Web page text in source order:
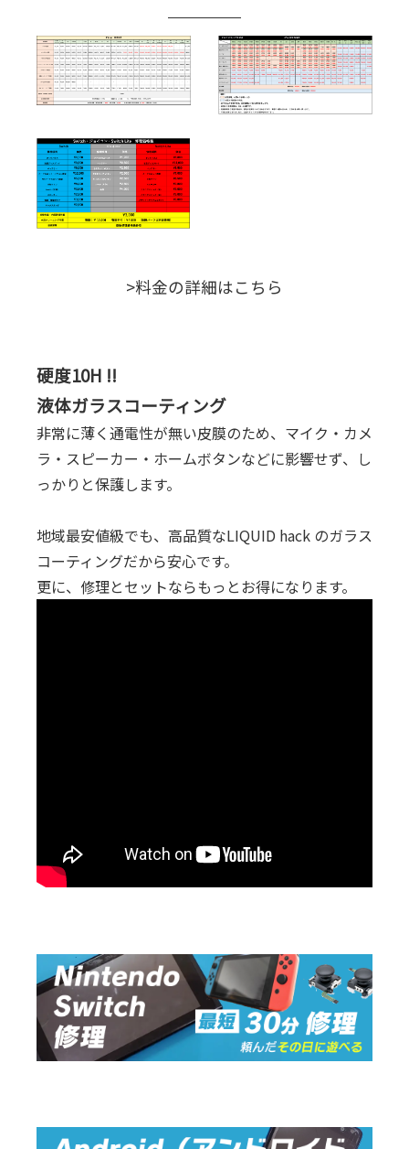
>料金の詳細はこちら
硬度10H !!
液体ガラスコーティング
非常に薄く通電性が無い皮膜のため、マイク・カメ
ラ・スピーカー・ホームボタンなどに影響せず、し
っかりと保護します。
地域最安値級でも、高品質なLIQUID hack のガラス
コーティングだから安心です。
更に、修理とセットならもっとお得になります。